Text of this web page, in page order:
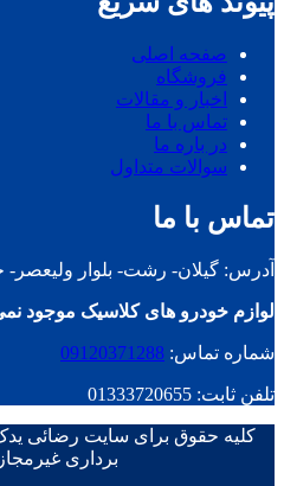
صفحه اصلی
فروشگاه
اخبار و مقالات
تماس با ما
در باره ما
سوالات متداول
تماس با ما
آدرس: گیلان- رشت- بلوار ولیعصر-
لوازم خودرو های کلاسیک موجود
شماره تماس: 09120371288
تلفن ثابت: 01333720655
کلیه حقوق برای سایت رضائی
برداری